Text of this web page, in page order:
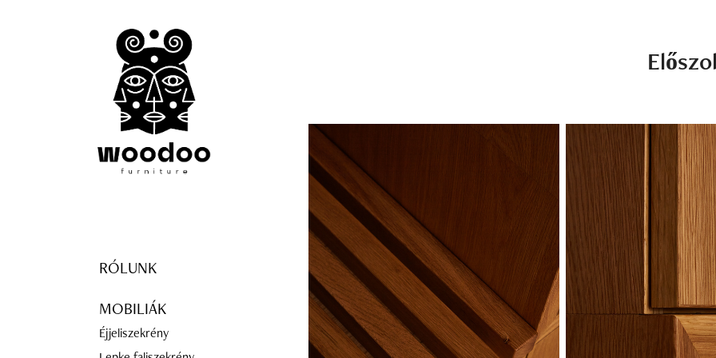
RÓLUNK
MOBILIÁK
Éjjeliszekrény